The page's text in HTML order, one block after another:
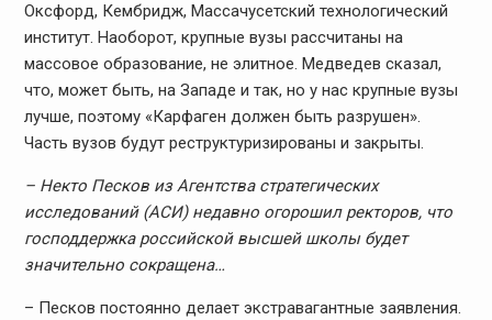
Оксфорд, Кембридж, Массачусетский технологический
институт. Наоборот, крупные вузы рассчитаны на
массовое образование, не элитное. Медведев сказал,
что, может быть, на Западе и так, но у нас крупные вузы
лучше, поэтому «Карфаген должен быть разрушен».
Часть вузов будут реструктуризированы и закрыты.
– Некто Песков из Агентства стратегических
исследований (АСИ) недавно огорошил ректоров, что
господдержка российской высшей школы будет
значительно сокращена…
– Песков постоянно делает экстравагантные заявления.